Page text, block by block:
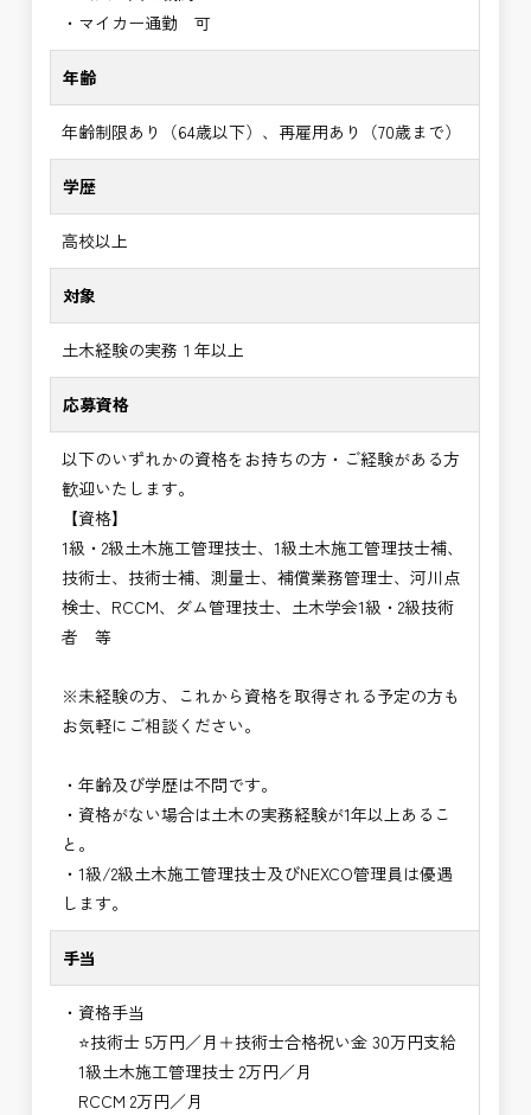
・マイカー通勤 可
年齢
年齢制限あり（64歳以下）、再雇用あり（70歳まで）
学歴
高校以上
対象
土木経験の実務１年以上
応募資格
以下のいずれかの資格をお持ちの方・ご経験がある方
歓迎いたします。
【資格】
1級・2級土木施工管理技士、1級土木施工管理技士補、
技術士、技術士補、測量士、補償業務管理士、河川点
検士、RCCM、ダム管理技士、土木学会1級・2級技術
者 等
※未経験の方、これから資格を取得される予定の方も
お気軽にご相談ください。
・年齢及び学歴は不問です。
・資格がない場合は土木の実務経験が1年以上あるこ
と。
・1級/2級土木施工管理技士及びNEXCO管理員は優遇
します。
手当
・資格手当
⭐技術士 5万円／月＋技術士合格祝い金 30万円支給
1級土木施工管理技士 2万円／月
RCCM 2万円／月